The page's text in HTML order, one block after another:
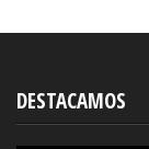
DESTACAMOS